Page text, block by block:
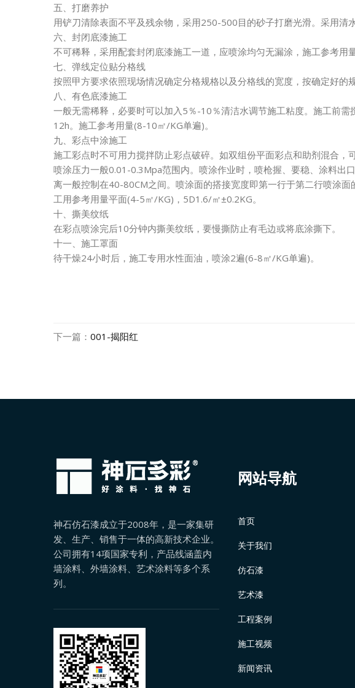
五、打磨养护
用铲刀清除表面不平及残余物，采用250-500目的砂子打磨光滑。采用
六、封闭底漆施工
不可稀释，采用配套封闭底漆施工一道，应喷涂均匀无漏涂，施工
七、弹线定位贴分格线
按照甲方要求依照现场情况确定分格规格以及分格线的宽度，按确定好
八、有色底漆施工
一般无需稀释，必要时可以加入5％-10％清洁水调节施工粘度。施工前
12h。施工参考用量(8-10㎡/KG单遍)。
九、彩点中涂施工
施工彩点时不可用力搅拌防止彩点破碎。如双组份平面彩点和助剂混合
喷涂压力一般0.01-0.3Mpa范围内。喷涂作业时，喷枪握、要稳、涂料出
离一般控制在40-80CM之间。喷涂面的搭接宽度即第一行于第二行喷涂
工用参考用量平面(4-5㎡/KG)，5D1.6/㎡±0.2KG。
十、撕美纹纸
在彩点喷涂完后10分钟内撕美纹纸，要慢撕防止有毛边或将底涂
十一、施工罩面
待干燥24小时后，施工专用水性面油，喷涂2遍(6-8㎡/KG单遍)。
下一篇： 001-揭阳红
神石仿石漆成立于2008年，是一家集研
发、生产、销售于一体的高新技术企业。
公司拥有14项国家专利，产品线涵盖内
墙涂料、外墙涂料、艺术涂料等多个系
列。
网站导航
首页
关于我们
仿石漆
艺术漆
工程案例
施工视频
新闻资讯